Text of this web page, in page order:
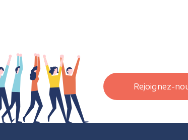
Rejoignez-